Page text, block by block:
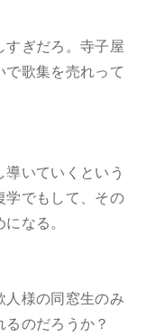
すぎだろ。寺子屋
で歌集を売れって
いていくという
学でもして、その
なる。
人様の同窓生のみ
のだろうか？